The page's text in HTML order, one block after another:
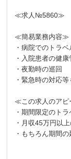
≪求人№5860≫
≪簡易業務内容≫
・病院でのトラ
・入院患者の健
・夜勤時の巡回
・緊急時の対応
≪この求人のア
・期間限定のト
・月収45万円以
・もちろん期間